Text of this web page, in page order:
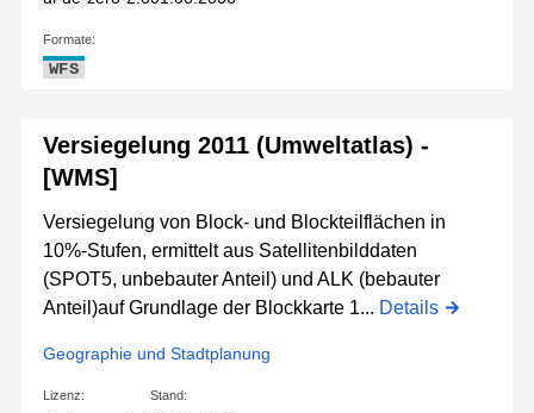
Formate:
WFS
Versiegelung 2011 (Umweltatlas) -
[WMS]
Versiegelung von Block- und Blockteilflächen in
10%-Stufen, ermittelt aus Satellitenbilddaten
(SPOT5, unbebauter Anteil) und ALK (bebauter
Anteil)auf Grundlage der Blockkarte 1... Details
Geographie und Stadtplanung
Lizenz: Stand: